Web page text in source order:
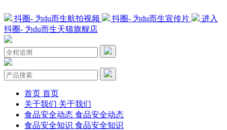
抖圈- 为du而生航拍视频 抖圈- 为du而生宣传片
进入
抖圈- 为du而生天猫旗舰店
首页 首页
关于我们 关于我们
食品安全动态 食品安全动态
食品安全知识 食品安全知识